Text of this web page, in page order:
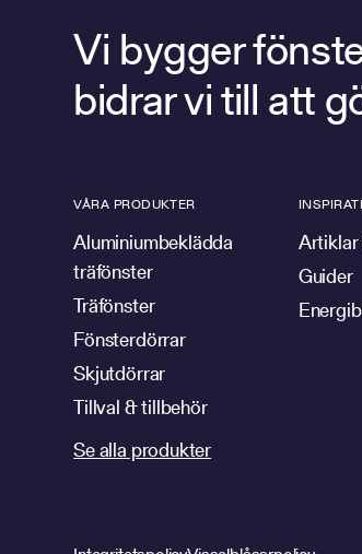
Vi bygger
bidrar vi till att
VÅRA PRODUKTER
Aluminiumbeklädda
träfönster
Träfönster
Fönsterdörrar
Skjutdörrar
Tillval & tillbehör
Se alla produkter
Guider